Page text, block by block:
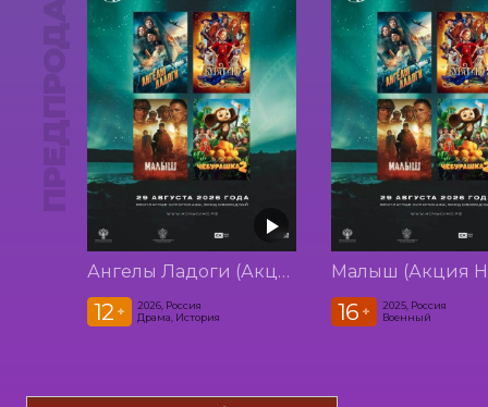
ПРЕДПРОДАЖА
Ангелы Ладоги (Акция Ночь Кино 2026)
12 +
2026, Россия
Драма, История
16 +
2025, Россия
Военный